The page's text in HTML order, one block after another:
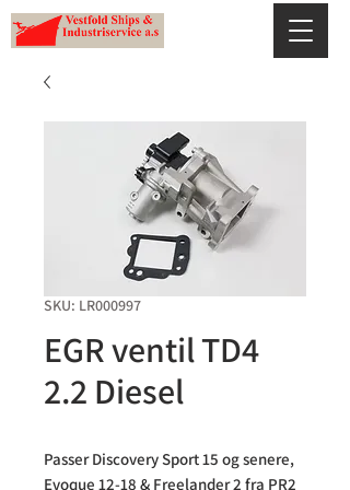
SKU: LR000997
EGR ventil TD4
2.2 Diesel
Passer Discovery Sport 15 og senere,
Evoque 12-18 & Freelander 2 fra PR2